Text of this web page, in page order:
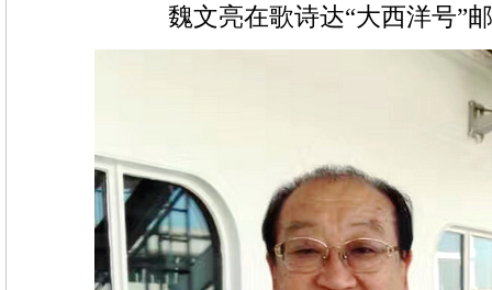
魏文亮在歌诗达“大西洋号”